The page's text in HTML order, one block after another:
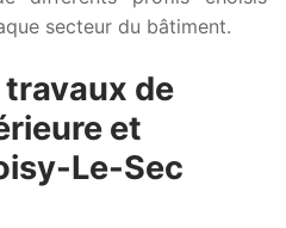
secteur du bâtiment.
de
et
Le-Sec